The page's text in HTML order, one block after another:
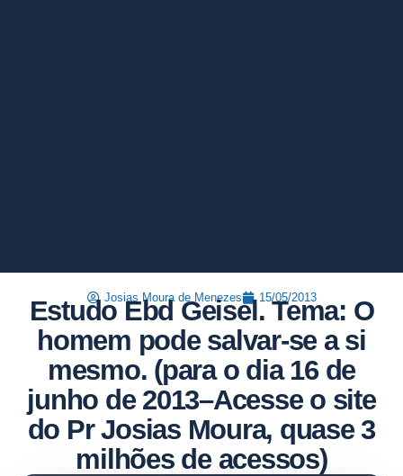
Josias Moura de Menezes 15/05/2013
Estudo Ebd Geisel. Tema: O
homem pode salvar-se a si
mesmo. (para o dia 16 de
junho de 2013–Acesse o site
do Pr Josias Moura, quase 3
milhões de acessos)